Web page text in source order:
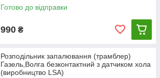
Готово до відправки
990 ₴
Розподільник запалювання (трамблер)
Газель,Волга безконтактний з датчиком хола
(виробництво LSA)